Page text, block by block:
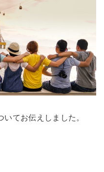
てお伝えしました。